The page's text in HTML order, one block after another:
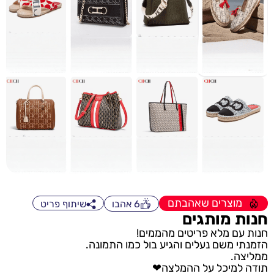
מוצרים שאהבתם 6 אהבו שיתוף פריט
חנות מותגים
חנות עם מלא פריטים מהממים!
הזמנתי משם נעלים והגיע בול כמו התמונה.
ממליצה.
תודה למיכל על ההמלצה❤